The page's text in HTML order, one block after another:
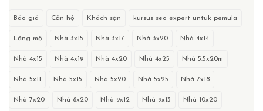
Báo giá Căn hộ Khách sạn kursus seo expert untuk pemula
Lăng mộ Nhà 3x15 Nhà 3x17 Nhà 3x20 Nhà 4x14
Nhà 4x15 Nhà 4x19 Nhà 4x20 Nhà 4x25 Nhà 5.5x20m
Nhà 5x11 Nhà 5x15 Nhà 5x20 Nhà 5x25 Nhà 7x18
Nhà 7x20 Nhà 8x20 Nhà 9x12 Nhà 9x13 Nhà 10x20